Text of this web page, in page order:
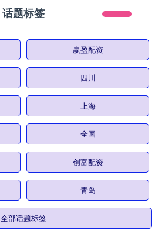
话题标签
赢盈配资
四川
上海
全国
创富配资
青岛
全部话题标签